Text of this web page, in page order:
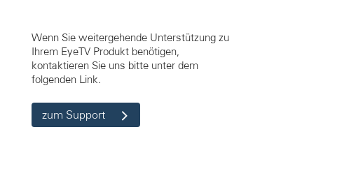
Wenn Sie weitergehende Unterstützung zu
Ihrem EyeTV Produkt benötigen,
kontaktieren Sie uns bitte unter dem
folgenden Link.
zum Support